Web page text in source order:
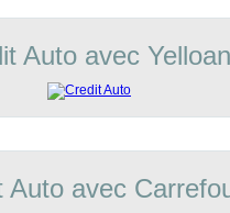
Auto avec Yelloan
Auto avec